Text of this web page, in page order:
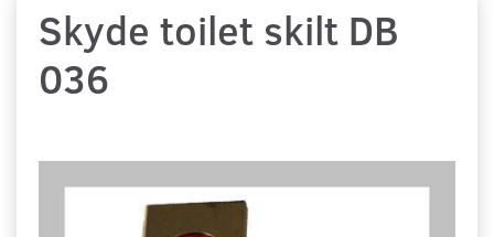
Skyde toilet skilt DB
036